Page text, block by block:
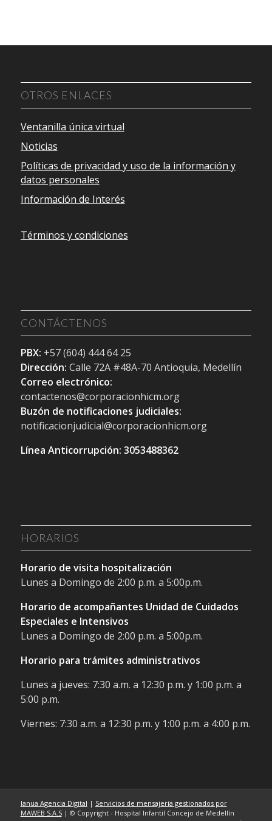
OTROS ENLACES
Ventanilla única virtual
Noticias
Políticas de privacidad y uso de la información y
datos personales
Información de Interés
Términos y condiciones
CONTÁCTENOS
PBX: +57 (604) 444 64 25
Dirección: Calle 72A #48A-70 Antioquia, Medellín
Correo electrónico:
contactenos@corporacionhicm.org
Buzón de notificaciones judiciales:
notificacionjudicial@corporacionhicm.org
Línea Anticorrupción: 3053488362
HORARIOS
Horario de visita hospitalización
Lunes a Domingo de 2:00 p.m. a 5:00p.m.
Horario de acompañantes Unidad de Cuidados
Especiales e Intensivos
Lunes a Domingo de 2:00 p.m. a 5:00p.m.
Horario para trámites administrativos
Lunes a jueves: 7:30 a.m. a 12:30 p.m. y 1:00 p.m. a
5:00 p.m.
Viernes: 7:30 a.m. a 12:30 p.m. y 1:00 p.m. a 4:00 p.m.
Ianua Agencia Digital | Servicios de mensajería gestionados por
MAWEB S.A.S| © Copyright - Hospital Infantil Concejo de Medellín